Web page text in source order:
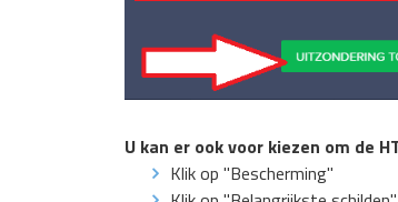
U kan er ook voor kiezen om de
Klik op "Bescherming"